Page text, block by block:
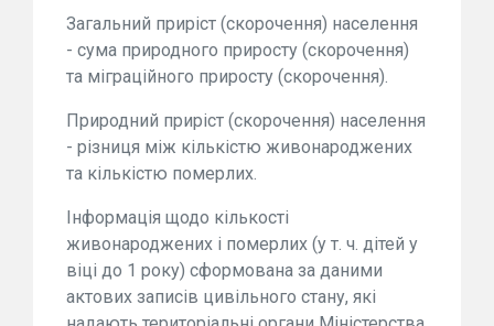
Загальний приріст (скорочення) населення
- сума природного приросту (скорочення)
та міграційного приросту (скорочення).
Природний приріст (скорочення) населення
- різниця між кількістю живонароджених
та кількістю померлих.
Інформація щодо кількості
живонароджених і померлих (у т. ч. дітей у
віці до 1 року) сформована за даними
актових записів цивільного стану, які